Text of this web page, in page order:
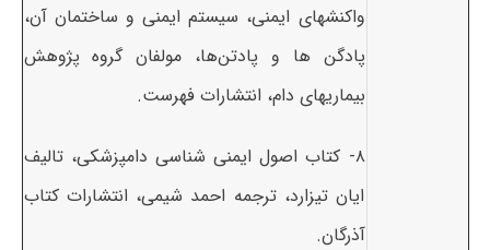
واکنشهای ایمنی، سیستم ایمنی و ساختمان آن،
پادگن ها و پادتن‌ها، مولفان گروه پژوهش
بیماریهای دام، انتشارات فهرست.
۸- کتاب اصول ایمنی شناسی دامپزشکی، تالیف
ایان تیزارد، ترجمه احمد شیمی، انتشارات کتاب
آذرگان.